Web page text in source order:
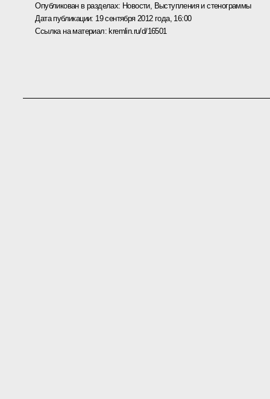
Опубликован в разделах: Новости, Выступления и стенограммы
Дата публикации: 19 сентября 2012 года, 16:00
Ссылка на материал: kremlin.ru/d/16501